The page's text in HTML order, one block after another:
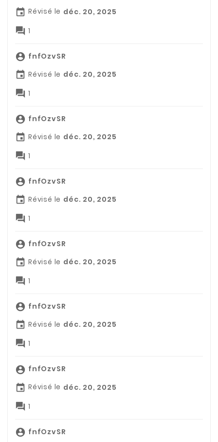
 Révisé le déc. 20, 2025
 1
 fnfOzvSR
 Révisé le déc. 20, 2025
 1
 fnfOzvSR
 Révisé le déc. 20, 2025
 1
 fnfOzvSR
 Révisé le déc. 20, 2025
 1
 fnfOzvSR
 Révisé le déc. 20, 2025
 1
 fnfOzvSR
 Révisé le déc. 20, 2025
 1
 fnfOzvSR
 Révisé le déc. 20, 2025
 1
 fnfOzvSR